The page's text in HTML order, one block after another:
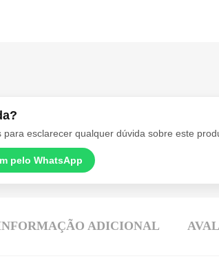
para esclarecer qualquer dúvida sobre este
pelo WhatsApp
ADICIONAL